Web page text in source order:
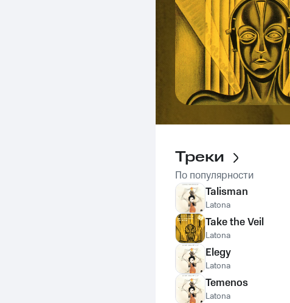
Треки
По популярности
Talisman
Latona
Take the Veil
Latona
Elegy
Latona
Temenos
Latona